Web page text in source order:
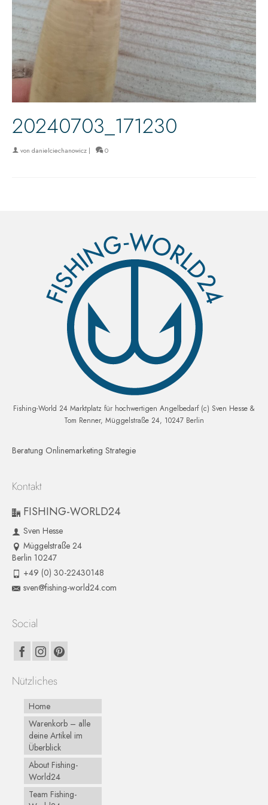
20240703_171230
von danielciechanowicz | 0
Fishing-World 24 Marktplatz für hochwertigen Angelbedarf (c) Sven Hesse &
Tom Renner, Müggelstraße 24, 10247 Berlin
Beratung Onlinemarketing Strategie
Kontakt
FISHING-WORLD24
Sven Hesse
Müggelstraße 24
Berlin 10247
+49 (0) 30-22430148
sven@fishing-world24.com
Social
Nützliches
Home
Warenkorb – alle
deine Artikel im
Überblick
About Fishing-
World24
Team Fishing-